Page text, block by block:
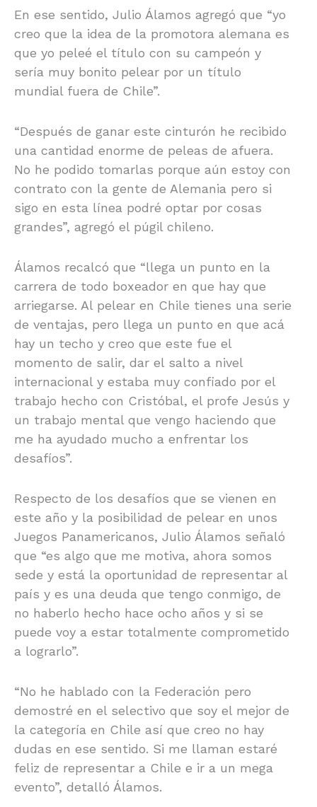
En ese sentido, Julio Álamos agregó que “yo
creo que la idea de la promotora alemana es
que yo peleé el título con su campeón y
sería muy bonito pelear por un título
mundial fuera de Chile”.
“Después de ganar este cinturón he recibido
una cantidad enorme de peleas de afuera.
No he podido tomarlas porque aún estoy con
contrato con la gente de Alemania pero si
sigo en esta línea podré optar por cosas
grandes”, agregó el púgil chileno.
Álamos recalcó que “llega un punto en la
carrera de todo boxeador en que hay que
arriegarse. Al pelear en Chile tienes una serie
de ventajas, pero llega un punto en que acá
hay un techo y creo que este fue el
momento de salir, dar el salto a nivel
internacional y estaba muy confiado por el
trabajo hecho con Cristóbal, el profe Jesús y
un trabajo mental que vengo haciendo que
me ha ayudado mucho a enfrentar los
desafíos”.
Respecto de los desafíos que se vienen en
este año y la posibilidad de pelear en unos
Juegos Panamericanos, Julio Álamos señaló
que “es algo que me motiva, ahora somos
sede y está la oportunidad de representar al
país y es una deuda que tengo conmigo, de
no haberlo hecho hace ocho años y si se
puede voy a estar totalmente comprometido
a lograrlo”.
“No he hablado con la Federación pero
demostré en el selectivo que soy el mejor de
la categoría en Chile así que creo no hay
dudas en ese sentido. Si me llaman estaré
feliz de representar a Chile e ir a un mega
evento”, detalló Álamos.